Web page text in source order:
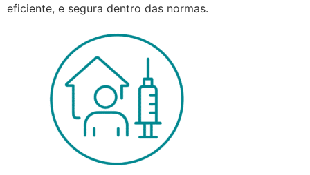
eficiente, e segura dentro das normas.